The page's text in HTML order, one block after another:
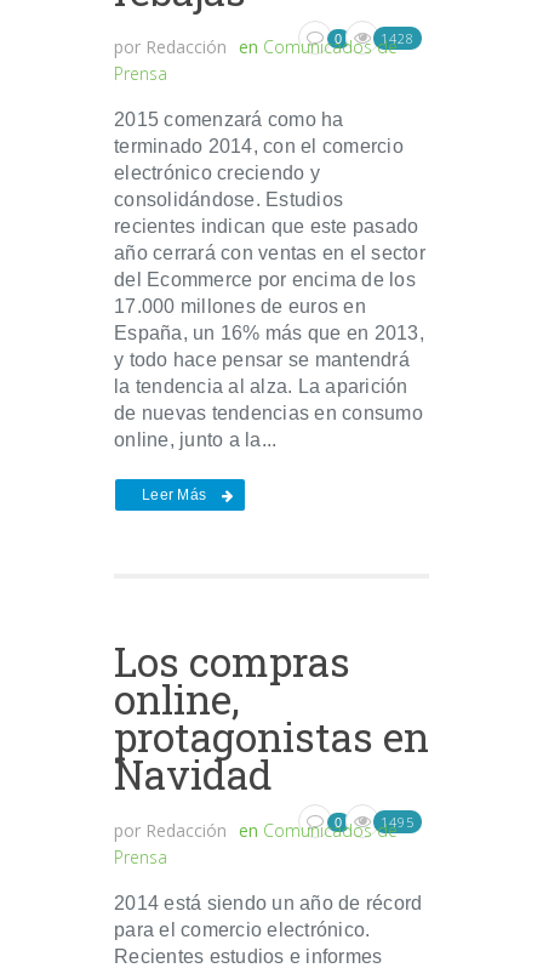
por Redacción en Comunicados de
Prensa
0 1428
2015 comenzará como ha
terminado 2014, con el comercio
electrónico creciendo y
consolidándose. Estudios
recientes indican que este pasado
año cerrará con ventas en el sector
del Ecommerce por encima de los
17.000 millones de euros en
España, un 16% más que en 2013,
y todo hace pensar se mantendrá
la tendencia al alza. La aparición
de nuevas tendencias en consumo
online, junto a la...
Leer Más
Los compras
online,
protagonistas en
Navidad
por Redacción en Comunicados de
Prensa
0 1495
2014 está siendo un año de récord
para el comercio electrónico.
Recientes estudios e informes